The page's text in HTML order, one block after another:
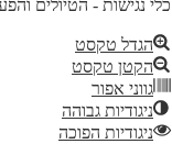
כלי נגישות - הטיולים
הגדל טקסט
הקטן טקסט
גווני אפור
ניגודיות גבוהה
ניגודיות הפוכה